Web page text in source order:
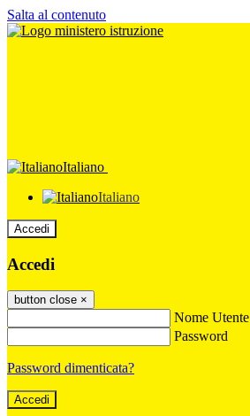
Salta al contenuto
Italiano
Italiano
Accedi
Accedi
button close ×
Nome Utente
Password
Password dimenticata?